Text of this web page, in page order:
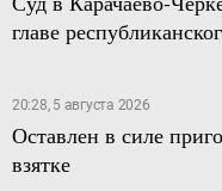
главе
20:28, 5 августа 2026
Оставлен в силе
взятке